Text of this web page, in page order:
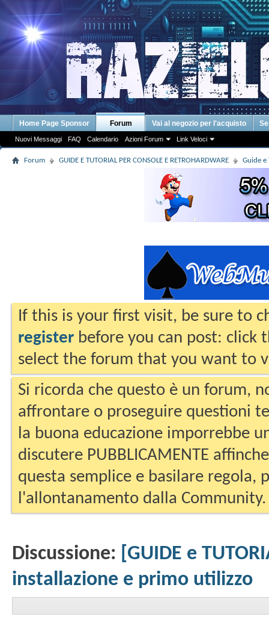
Home Page Sponsor Forum
Nuovi Messaggi FAQ Calendario Azioni Forum Link Veloci
Vai al negozio per l'acquisto
Forum GUIDE E TUTORIAL PER CONSOLE E RETROHARDWARE Guide e
If this is your first visit, be sure to
register before you can post: click
select the forum that you want to
Si ricorda che questo è un forum,
affrontare o proseguire questioni
la buona educazione imporrebbe
discutere PUBBLICAMENTE
questa semplice e basilare regola,
l'allontanamento dalla Community.
Discussione: [GUIDE e
installazione e primo utilizzo